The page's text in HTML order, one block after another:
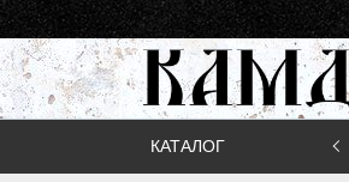
КАТАЛОГ